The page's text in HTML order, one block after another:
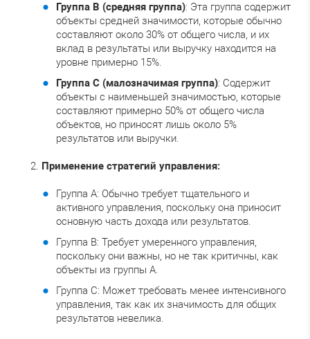
Группа B (средняя группа): Эта группа содержит
объекты средней значимости, которые обычно
составляют около 30% от общего числа, и их
вклад в результаты или выручку находится на
уровне примерно 15%.
Группа C (малозначимая группа): Содержит
объекты с наименьшей значимостью, которые
составляют примерно 50% от общего числа
объектов, но приносят лишь около 5%
результатов или выручки.
Применение стратегий управления:
Группа A: Обычно требует тщательного и
активного управления, поскольку она приносит
основную часть дохода или результатов.
Группа B: Требует умеренного управления,
поскольку они важны, но не так критичны, как
объекты из группы A.
Группа C: Может требовать менее интенсивного
управления, так как их значимость для общих
результатов невелика.